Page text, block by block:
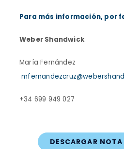
Para más información, por
Weber Shandwick
María Fernández
+34 699 949 027
DESCARGAR NOTA